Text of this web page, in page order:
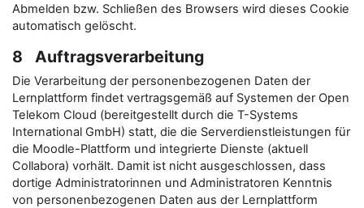
Abmelden bzw. Schließen des Browsers wird dieses Cookie
automatisch gelöscht.
8 Auftragsverarbeitung
Die Verarbeitung der personenbezogenen Daten der
Lernplattform findet vertragsgemäß auf Systemen der Open
Telekom Cloud (bereitgestellt durch die T-Systems
International GmbH) statt, die die Serverdienstleistungen für
die Moodle-Plattform und integrierte Dienste (aktuell
Collabora) vorhält. Damit ist nicht ausgeschlossen, dass
dortige Administratorinnen und Administratoren Kenntnis
von personenbezogenen Daten aus der Lernplattform